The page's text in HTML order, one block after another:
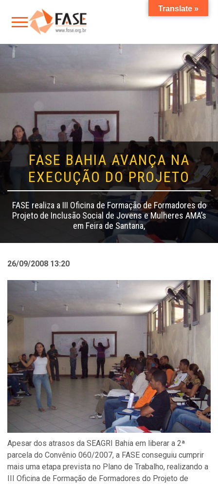
FASE BAHIA AVANÇA NA
EXECUÇÃO DO PROJETO
FASE realiza a III Oficina de Formação de Formadores do
Projeto de Inclusão Social de Jovens e Mulheres AMA’s
em Feira de Santana,
26/09/2008 13:20
Apesar dos atrasos da SEAGRI Bahia em liberar a 2ª
parcela do Convênio 060/2007, a FASE conseguiu cumprir
mais uma etapa prevista no Plano de Trabalho, realizando a
III Oficina de Formação de Formadores do Projeto de
Translate »